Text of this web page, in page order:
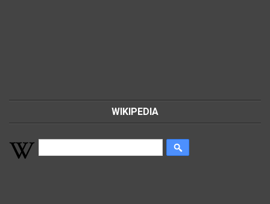
WIKIPEDIA